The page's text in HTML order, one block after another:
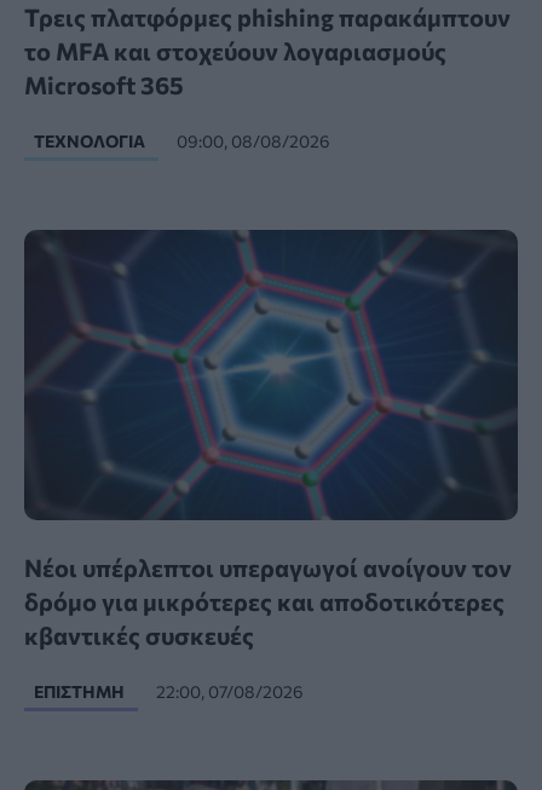
Τρεις πλατφόρμες phishing παρακάμπτουν
το MFA και στοχεύουν λογαριασμούς
Microsoft 365
ΤΕΧΝΟΛΟΓΊΑ 09:00, 08/08/2026
Νέοι υπέρλεπτοι υπεραγωγοί ανοίγουν τον
δρόμο για μικρότερες και αποδοτικότερες
κβαντικές συσκευές
ΕΠΙΣΤΉΜΗ 22:00, 07/08/2026